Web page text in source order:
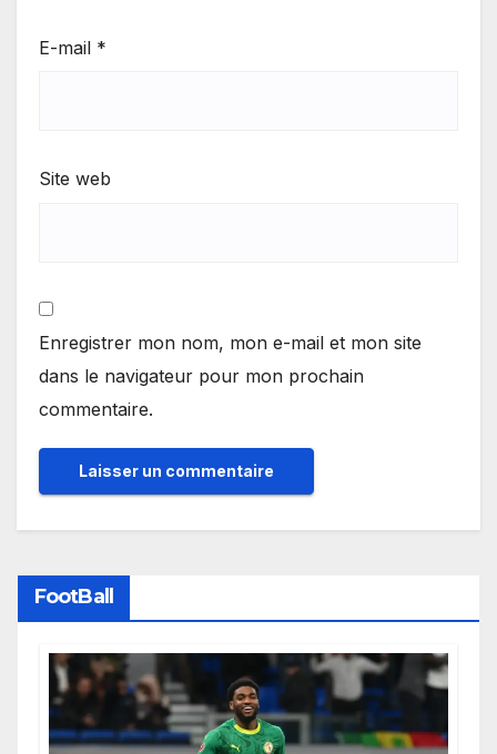
E-mail *
Site web
Enregistrer mon nom, mon e-mail et mon site
dans le navigateur pour mon prochain
commentaire.
FootBall